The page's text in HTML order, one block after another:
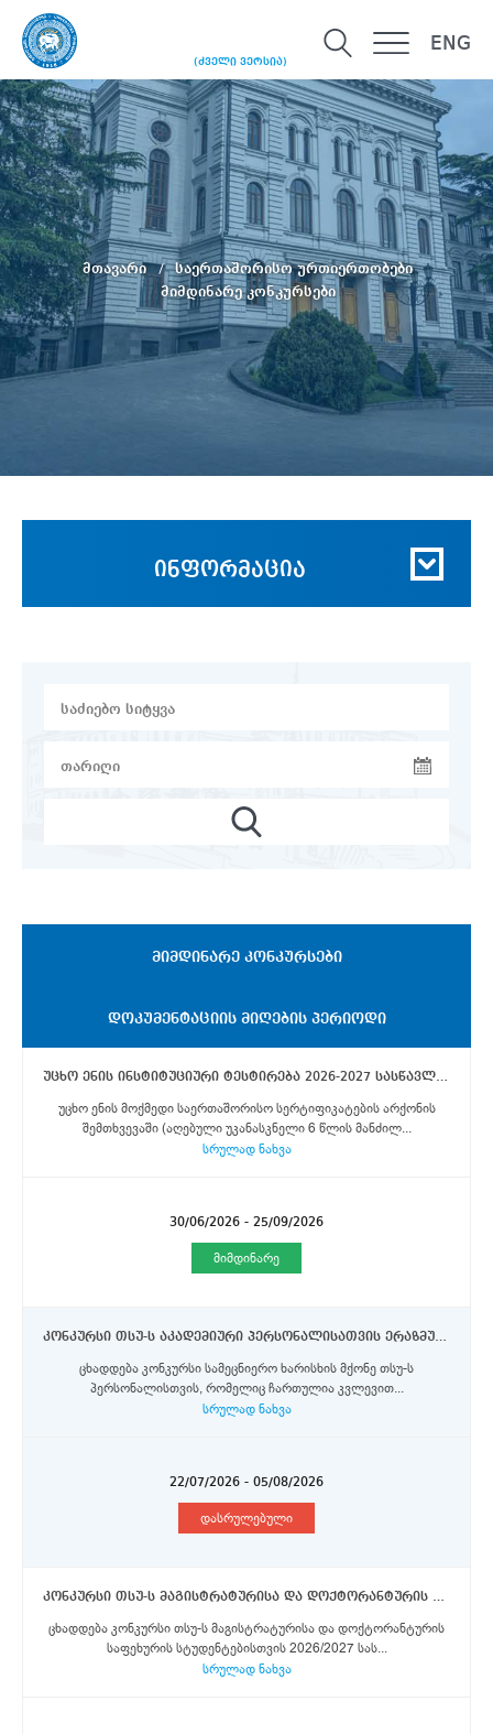
(ძველი ვერსია)
ENG
მთავარი
საერთაშორისო ურთიერთობები
მიმდინარე კონკურსები
ინფორმაცია
ᲛᲘᲛᲓᲘᲜᲐᲠᲔ ᲙᲝᲜᲙᲣᲠᲡᲔᲑᲘ
ᲓᲝᲙᲣᲛᲔᲜᲢᲐᲪᲘᲘᲡ ᲛᲘᲦᲔᲑᲘᲡ ᲞᲔᲠᲘᲝᲓᲘ
უცხო ენის ინსტიტუციური ტესტირება 2026-2027 სასწავლო წლის გაზაფხულის სემესტრისათვის დაგეგმილ თსუ-ს გაცვლით და მობილობის პროგრამებში მონაწილეობის მსურველი სტუდენტებისათვის
უცხო ენის მოქმედი საერთაშორისო სერტიფიკატების არქონის
შემთხვევაში (აღებული უკანასკნელი 6 წლის მანძილ...
სრულად ნახვა
30/06/2026 - 25/09/2026
მიმდინარე
კონკურსი თსუ-ს აკადემიური პერსონალისათვის ერაზმუს+ და DAAD-ს აღმოსავლეთ პარტნიორობის პროგრამების სტიპენდიების მოსაპოვებლად
ცხადდება კონკურსი სამეცნიერო ხარისხის მქონე თსუ-ს
პერსონალისთვის, რომელიც ჩართულია კვლევით...
სრულად ნახვა
22/07/2026 - 05/08/2026
დასრულებული
კონკურსი თსუ-ს მაგისტრატურისა და დოქტორანტურის საფეხურის სტუდენტებისთვის 2026/2027 სასწავლო წლის გაზაფხულის სემესტრისათვის ლაკვილას უნივერსიტეტში ერაზმუს+ პროგრამის სტიპენდიების მოსაპოვებლად
ცხადდება კონკურსი თსუ-ს მაგისტრატურისა და დოქტორანტურის
საფეხურის სტუდენტებისთვის 2026/2027 სას...
სრულად ნახვა